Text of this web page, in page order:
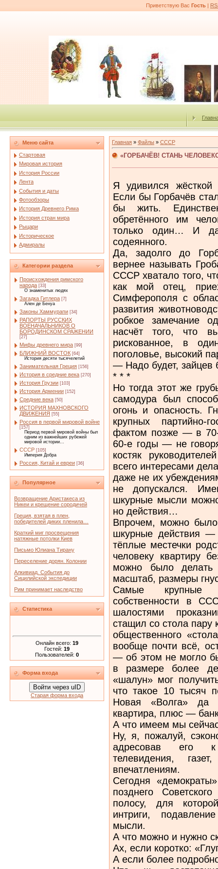
Приветствую Вас Гость |
Меню сайта
Стартовая
Мировая история
История России
Лента
События и даты
Фотообзоры
История Древнего Рима
История стран мира
Рыцари
Историческое
Адмиралы
Категории раздела
Происхождения римского
народа [33]
О знаменитых людях
Загадка Гитлера [7]
Ален де Бенуа
Законы Хаммурапи [34]
РАПОРТЫ РУССКИХ
ВОЕНАЧАЛЬНИКОВ О
БОРОДИНСКОМ СРАЖЕНИИ
[27]
Мифы древнего мира [99]
БЛИЖНИЙ ВОСТОК [64]
История десяти тысячелетий
Занимательная Греция [156]
История в средние века [270]
История Грузии [103]
История Армении [152]
Средние века [50]
ИСТОРИЯ МАХНОВСКОГО
ДВИЖЕНИЯ [55]
Россия в первой мировой войне
[157]
Период первой мировой войны был
одним из важнейших рубежей
мировой истории...
СССР [105]
Империя Добра
Россия, Китай и евреи [36]
Популярное
Возвращение Аристакеса из
Никеи и крещение сородичей
Греция, взятая в плен,
победителей диких пленила…
Краткий миг просвещения
натяжные потолки Киев
Письмо Юлиана Тирану
Переселение дорян. Колонии
Алкивиад. События до
Сицилийской экспедиции
Рим принимает наследство
Статистика
Онлайн всего: 19
Гостей: 19
Пользователей: 0
Форма входа
Войти через uID
Старая форма входа
Главная » Файлы » СССР
«ГОРБАЧЁВ! СТАНЬ
Я удивился жёсткой
Если бы Горбачёв
бы жить.
обретённого им
только один… И
содеянного.
Да, задолго до
вернее называть
СССР хватало того,
как мой отец,
Симферополя с
развития
робкое замечание
насчёт того, что
рискованное, в
поголовье, высокий
— Надо будет, зайцев
* * *
Но тогда этот же
самодура был
огонь и опасность.
крупных партийно-
фактом позже — в
60-е годы — не
костяк
всего интересами
даже не их
не допускался.
шкурные мысли
но действия…
Впрочем, можно
шкурные действия —
тёплые местечки
человеку квартиру
можно было
масштаб, размеры
Самые крупные
собственности в
шалостями
стащил со стола пару
общественного
вообще почти всё,
— об этом не могло
в размере более
«шалун» мог
что такое 10 тысяч
Новая «Волга» да
квартира, плюс —
А что имеем мы
Ну, я, пожалуй,
адресовав его к
телевидения,
впечатлениям.
Сегодня
позднего
полосу, для
интриги,
мысли.
А что можно и нужно
Ах, если коротко:
А если более